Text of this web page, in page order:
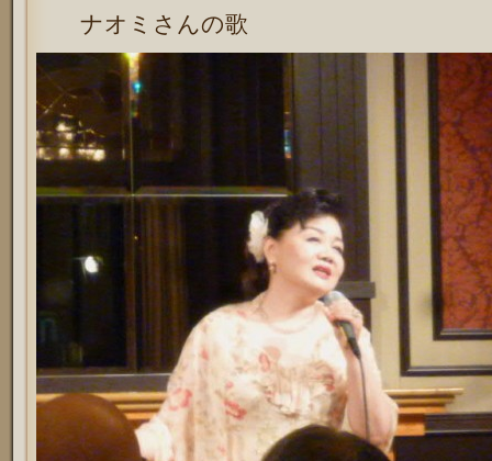
ナオミさんの歌